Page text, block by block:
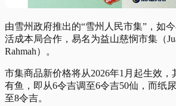
由雪州政府推出的“雪州人民市集”，如
活成本局合作，易名为益山慈悯市集（
Rahmah）。
市集商品新价格将从2026年1月起生效，
有鱼，即从6令吉调至6令吉50仙，而纸
至8令吉。